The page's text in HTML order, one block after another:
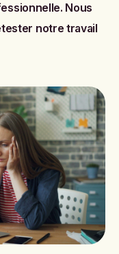
Nous
notre travail